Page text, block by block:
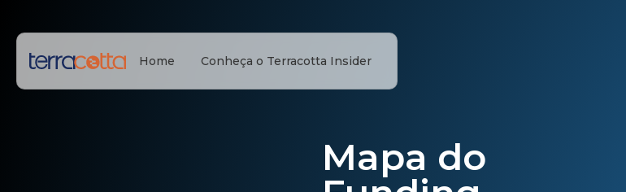
Home Conheça o Terracotta Insider
Mapa do